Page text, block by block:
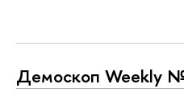
Демоскоп Weekly